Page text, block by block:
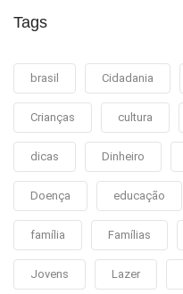
Tags
brasil Cidadania
Crianças cultura
dicas Dinheiro
Doença educação
família Famílias
Jovens Lazer